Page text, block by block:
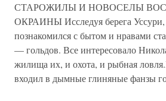
СТАРОЖИЛЫ И НОВОСЕЛЫ
ОКРАИНЫ Исследуя берега
познакомился с бытом и нравами
— гольдов. Все интересовало
жилища их, и охота, и рыбная
входил в дымные глиняные фанзы